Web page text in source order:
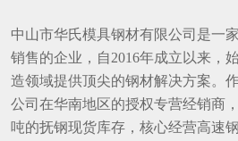
中山市华氏模具钢材有限公司是一
销售的企业，自2016年成立以来，
造领域提供顶尖的钢材解决方案。
公司在华南地区的授权专营经销商
吨的抚钢现货库存，核心经营高速